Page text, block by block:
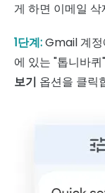
게 하면 이메일
1단계:Gmail 계정
에 있는 "톱니바
보기 옵션을 클릭